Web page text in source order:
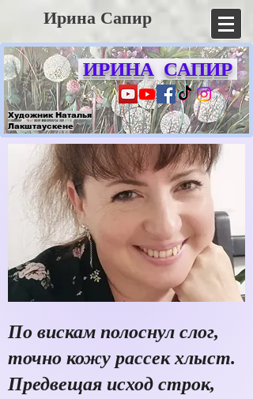
Ирина Сапир
ИРИНА САПИР
Художник Наталья
Лакштаускене
По вискам полоснул слог,
точно кожу рассек хлыст.
Предвещая исход строк,